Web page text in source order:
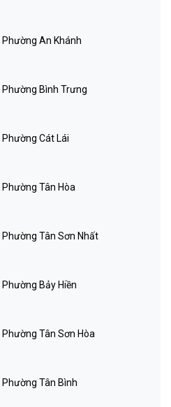
An Khánh
Phường Bình Trưng
Cát Lái
Tân Hòa
Phường Tân Sơn Nhất
Bảy Hiền
Tân Sơn Hòa
Tân Bình